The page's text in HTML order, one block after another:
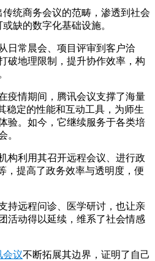
统商务会议的范畴，渗透到社会
缺的数字化基础设施。
从日常晨会、项目评审到客户洽
破地理限制，提升协作效率，构
疫情期间，腾讯会议支撑了海量
稳定的性能和互动工具，为师生
验。如今，它继续服务于各类培
。
构利用其召开远程会议、进行政
，提高了政务效率与透明度，便
持远程问诊、医学研讨，也让亲
活动得以延续，维系了社会情感
会议不断拓展其边界，证明了自己